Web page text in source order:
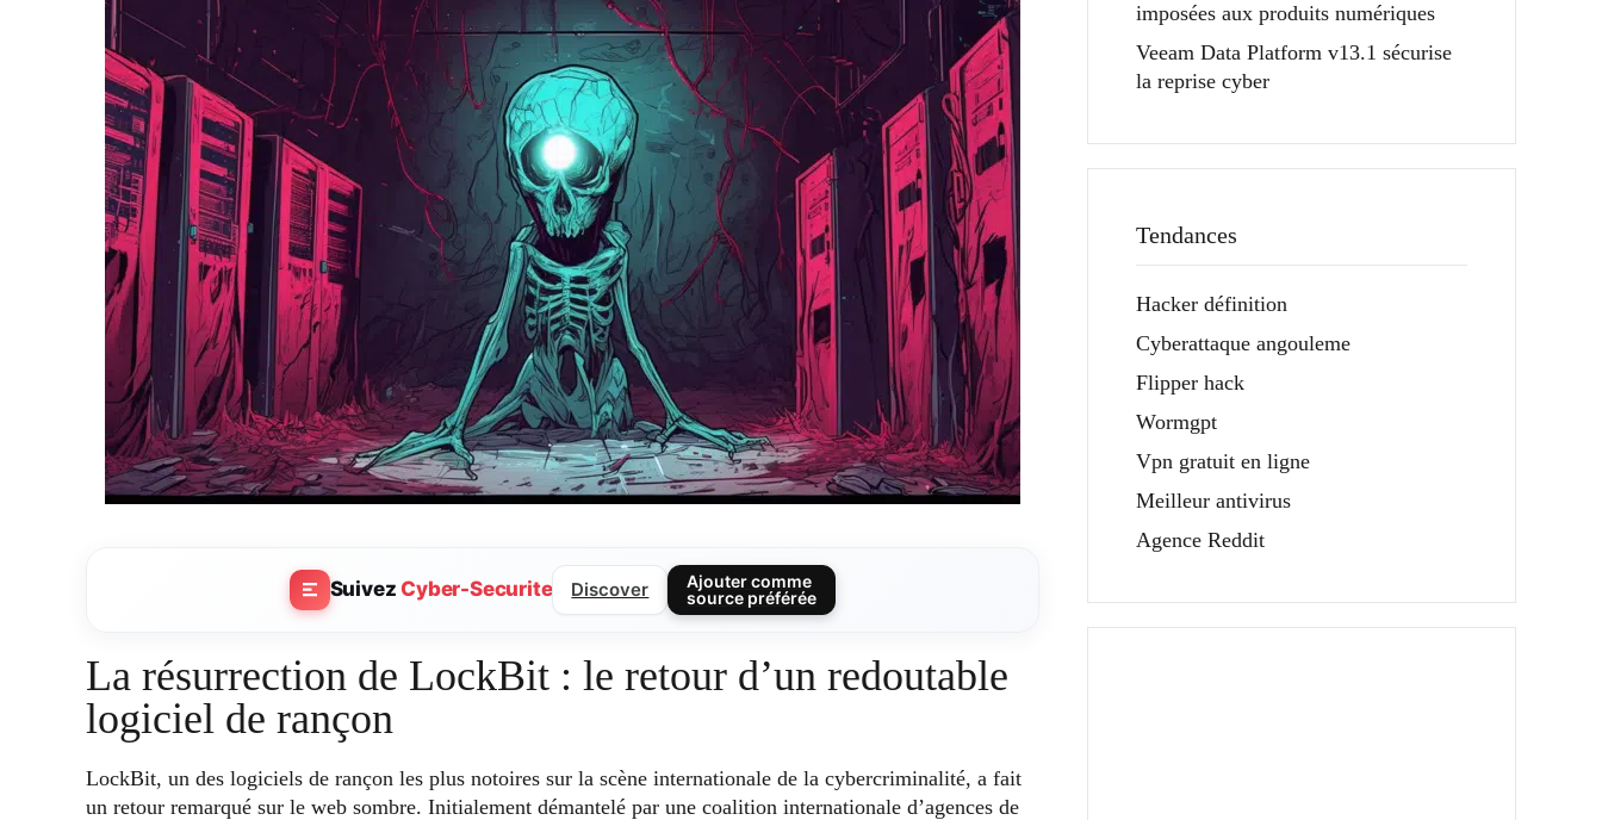
SuivezCyber-Securite Discover
Ajouter comme
source préférée
La résurrection de LockBit : le retour d’un redoutable
logiciel de rançon
LockBit, un des logiciels de rançon les plus notoires sur la scène internationale de la cybercriminalité, a fait
un retour remarqué sur le web sombre. Initialement démantelé par une coalition internationale d’agences de
imposées aux produits numériques
Veeam Data Platform v13.1 sécurise
la reprise cyber
Tendances
Hacker définition
Cyberattaque angouleme
Flipper hack
Wormgpt
Vpn gratuit en ligne
Meilleur antivirus
Agence Reddit